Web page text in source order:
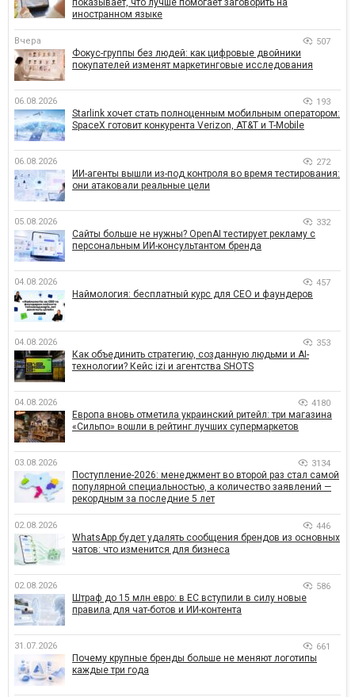
показывает, что лучше помогает заговорить на
иностранном языке
Вчера 507
Фокус-группы без людей: как цифровые двойники
покупателей изменят маркетинговые исследования
06.08.2026 193
Starlink хочет стать полноценным мобильным оператором:
SpaceX готовит конкурента Verizon, AT&T и T-Mobile
06.08.2026 272
ИИ-агенты вышли из-под контроля во время тестирования:
они атаковали реальные цели
05.08.2026 332
Сайты больше не нужны? OpenAI тестирует рекламу с
персональным ИИ-консультантом бренда
04.08.2026 457
Наймология: бесплатный курс для CEO и фаундеров
04.08.2026 353
Как объединить стратегию, созданную людьми и AI-
технологии? Кейс izi и агентства SHOTS
04.08.2026 4180
Европа вновь отметила украинский ритейл: три магазина
«Сильпо» вошли в рейтинг лучших супермаркетов
03.08.2026 3134
Поступление-2026: менеджмент во второй раз стал самой
популярной специальностью, а количество заявлений —
рекордным за последние 5 лет
02.08.2026 446
WhatsApp будет удалять сообщения брендов из основных
чатов: что изменится для бизнеса
02.08.2026 586
Штраф до 15 млн евро: в ЕС вступили в силу новые
правила для чат-ботов и ИИ-контента
31.07.2026 661
Почему крупные бренды больше не меняют логотипы
каждые три года